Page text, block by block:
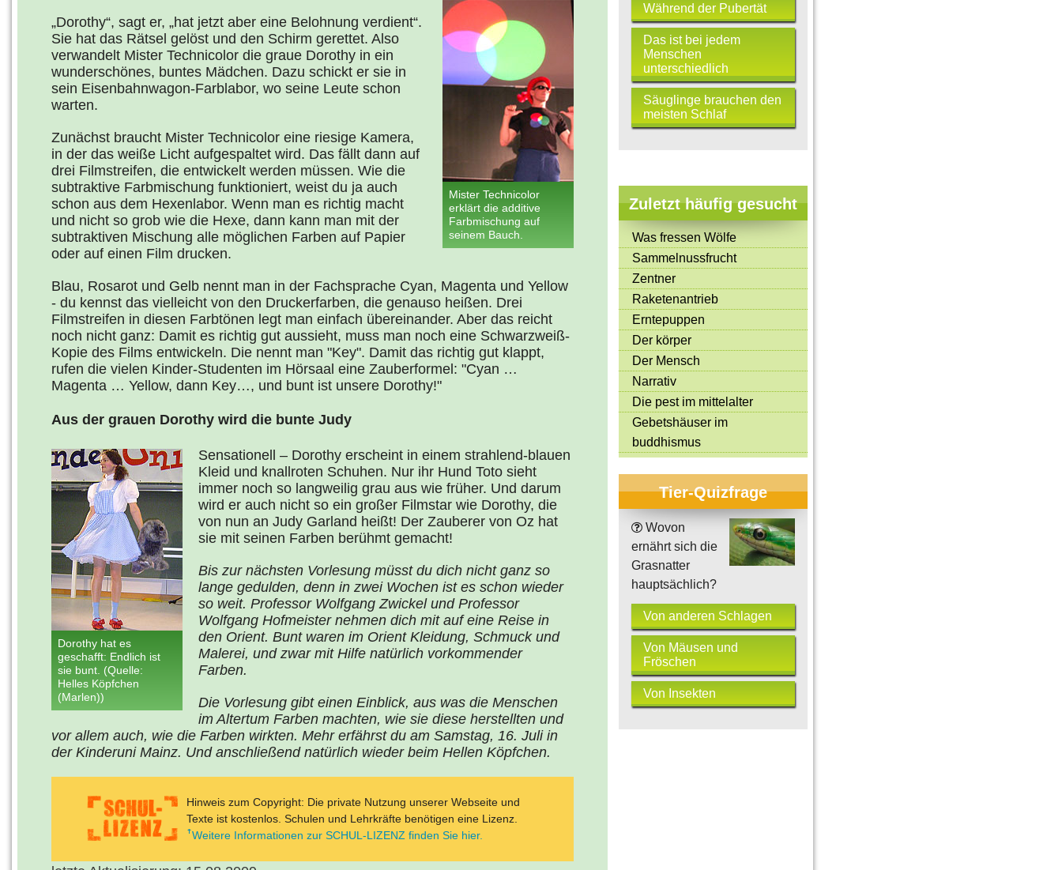
Mister Technicolor
erklärt die additive
Farbmischung auf
seinem Bauch.
„Dorothy“, sagt er, „hat jetzt aber eine Belohnung verdient“.
Sie hat das Rätsel gelöst und den Schirm gerettet. Also
verwandelt Mister Technicolor die graue Dorothy in ein
wunderschönes, buntes Mädchen. Dazu schickt er sie in
sein Eisenbahnwagon-Farblabor, wo seine Leute schon
warten.
Zunächst braucht Mister Technicolor eine riesige Kamera,
in der das weiße Licht aufgespaltet wird. Das fällt dann auf
drei Filmstreifen, die entwickelt werden müssen. Wie die
subtraktive Farbmischung funktioniert, weist du ja auch
schon aus dem Hexenlabor. Wenn man es richtig macht
und nicht so grob wie die Hexe, dann kann man mit der
subtraktiven Mischung alle möglichen Farben auf Papier
oder auf einen Film drucken.
Blau, Rosarot und Gelb nennt man in der Fachsprache Cyan, Magenta und Yellow
- du kennst das vielleicht von den Druckerfarben, die genauso heißen. Drei
Filmstreifen in diesen Farbtönen legt man einfach übereinander. Aber das reicht
noch nicht ganz: Damit es richtig gut aussieht, muss man noch eine Schwarzweiß-
Kopie des Films entwickeln. Die nennt man "Key". Damit das richtig gut klappt,
rufen die vielen Kinder-Studenten im Hörsaal eine Zauberformel: "Cyan …
Magenta … Yellow, dann Key…, und bunt ist unsere Dorothy!"
Aus der grauen Dorothy wird die bunte Judy
Dorothy hat es
geschafft: Endlich ist
sie bunt. (Quelle:
Helles Köpfchen
(Marlen))
Sensationell – Dorothy erscheint in einem strahlend-blauen
Kleid und knallroten Schuhen. Nur ihr Hund Toto sieht
immer noch so langweilig grau aus wie früher. Und darum
wird er auch nicht so ein großer Filmstar wie Dorothy, die
von nun an Judy Garland heißt! Der Zauberer von Oz hat
sie mit seinen Farben berühmt gemacht!
Bis zur nächsten Vorlesung müsst du dich nicht ganz so
lange gedulden, denn in zwei Wochen ist es schon wieder
so weit. Professor Wolfgang Zwickel und Professor
Wolfgang Hofmeister nehmen dich mit auf eine Reise in
den Orient. Bunt waren im Orient Kleidung, Schmuck und
Malerei, und zwar mit Hilfe natürlich vorkommender
Farben.
Die Vorlesung gibt einen Einblick, aus was die Menschen
im Altertum Farben machten, wie sie diese herstellten und
vor allem auch, wie die Farben wirkten. Mehr erfährst du am Samstag, 16. Juli in
der Kinderuni Mainz. Und anschließend natürlich wieder beim Hellen Köpfchen.
Hinweis zum Copyright: Die private Nutzung unserer Webseite und
Texte ist kostenlos. Schulen und Lehrkräfte benötigen eine Lizenz.
Weitere Informationen zur SCHUL-LIZENZ finden Sie hier.
Während der Pubertät
Das ist bei jedem
Menschen
unterschiedlich
Säuglinge brauchen den
meisten Schlaf
Zuletzt häufig gesucht
Was fressen Wölfe
Sammelnussfrucht
Zentner
Raketenantrieb
Erntepuppen
Der körper
Der Mensch
Narrativ
Die pest im mittelalter
Gebetshäuser im
buddhismus
Tier-Quizfrage
Wovon
ernährt sich die
Grasnatter
hauptsächlich?
Von anderen Schlagen
Von Mäusen und
Fröschen
Von Insekten